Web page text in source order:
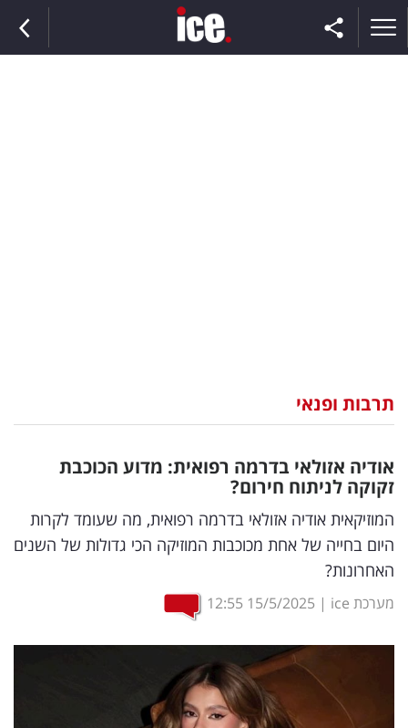
וצרכנות
דיגיטל
וטק
שיווק
ופרסום
ומחקרים
תרבות ופנאי
אודיה אזולאי בדרמה רפואית: מדוע הכוכבת
זקוקה לניתוח חירום?
המוזיקאית אודיה אזולאי בדרמה רפואית, מה שעומד לקרות
היום בחייה של אחת מכוכבות המוזיקה הכי גדולות של השנים
האחרונות?
מערכת ice |
15/5/2025
12:55